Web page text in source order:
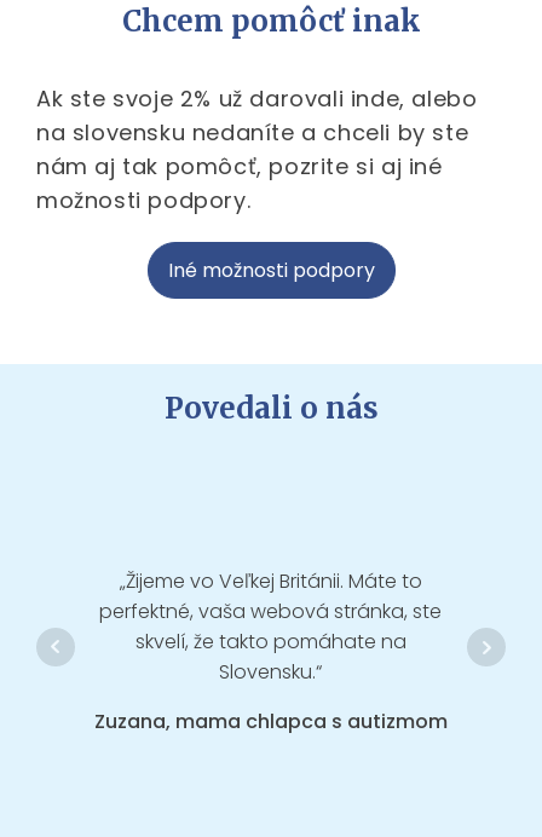
Chcem pomôcť inak
Ak ste svoje 2% už darovali inde, alebo
na slovensku nedaníte a chceli by ste
nám aj tak pomôcť, pozrite si aj iné
možnosti podpory.
Iné možnosti podpory
Povedali o nás
„Žijeme vo Veľkej Británii. Máte to
perfektné, vaša webová stránka, ste
skvelí, že takto pomáhate na
Slovensku.“
Zuzana, mama chlapca s autizmom